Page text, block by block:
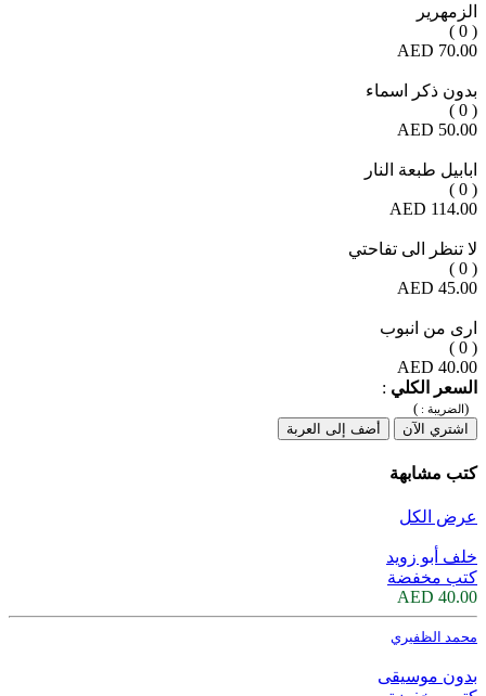
الزمهرير
( 0 )
70.00 AED
بدون ذكر اسماء
( 0 )
50.00 AED
ابابيل طبعة النار
( 0 )
114.00 AED
لا تنظر الى تفاحتي
( 0 )
45.00 AED
ارى من انبوب
( 0 )
40.00 AED
السعر الكلي :
(الضريبة : )
اشتري الآن
أضف إلى العربة
كتب مشابهة
عرض الكل
خلف أبو زويد
كتب مخفضة
40.00 AED
محمد الظفيري
بدون موسيقى